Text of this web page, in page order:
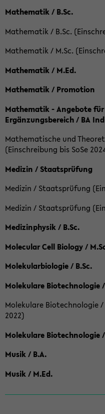
Mathematik / B.Sc.
Mathematik / B.Sc.
Mathematik / M.Sc.
Mathematik / M.Ed.
Mathematik / Promotion
Mathematik - Angebote
Ergänzungsbereich / BA
Mathematische und
(Einschreibung bis SoSe
Medizin / Staatsprüfung
Medizin / Staatsprüfung
Medizin / Staatsprüfung
Medizinphysik / B.Sc.
Molecular Cell Biology /
Molekularbiologie / B.Sc.
Molekulare Biotechnologie /
Molekulare Biotechnologie /
2022)
Molekulare Biotechnologie
Musik / B.A.
Musik / M.Ed.